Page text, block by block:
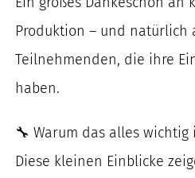
Produktion – und natürlich
Teilnehmenden, die ihre
haben.
🔧 Warum das alles wichtig
Diese kleinen Einblicke